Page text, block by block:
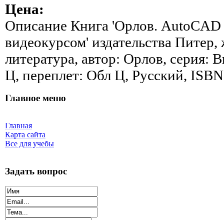
Цена:
Описание Книга 'Орлов. AutoCAD
видеокурсом' издательства
литература, автор: Орлов, серия:
Ц, переплет: Обл Ц, Русский,
Главное меню
Главная
Карта сайта
Все для учебы
Задать вопрос